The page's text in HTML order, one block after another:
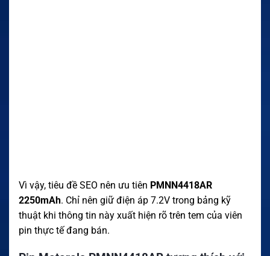
Vì vậy, tiêu đề SEO nên ưu tiên PMNN4418AR
2250mAh. Chỉ nên giữ điện áp 7.2V trong bảng kỹ
thuật khi thông tin này xuất hiện rõ trên tem của viên
pin thực tế đang bán.